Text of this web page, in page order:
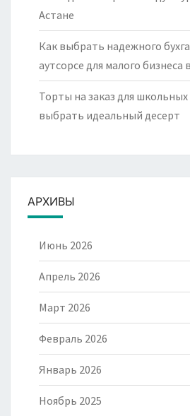
Астане
Как выбрать надежного
аутсорсе для малого бизнеса
Торты на заказ для
выбрать идеальный десерт
АРХИВЫ
Июнь 2026
Апрель 2026
Март 2026
Февраль 2026
Январь 2026
Ноябрь 2025